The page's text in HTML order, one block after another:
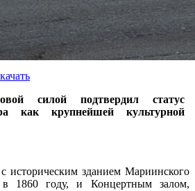
силой подтвердил статус
как крупнейшей культурной
историческим зданием Мариинского
в 1860 году, и Концертным залом,